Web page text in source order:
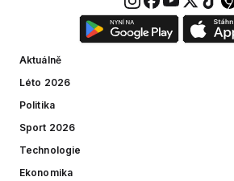
Aktuálně
Léto 2026
Politika
Sport 2026
Technologie
Ekonomika